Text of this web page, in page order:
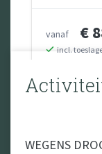
vanaf €
incl.
WEGENS